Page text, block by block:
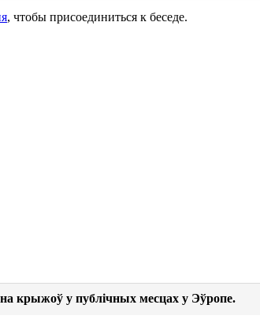
, чтобы присоединиться к беседе.
крыжоў у публічных месцах у Эўропе.